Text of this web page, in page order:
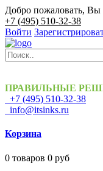
Добро пожаловать, Вы
+7 (495) 510-32-38
Войти
ПРАВИЛЬНЫЕ
+7 (495) 510-32-38
info@itsinks.ru
Корзина
0 товаров 0 руб